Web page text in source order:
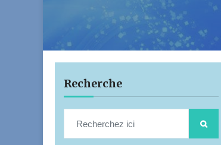
Recherche